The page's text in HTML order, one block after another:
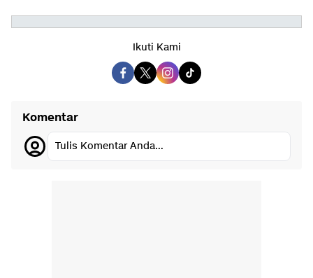
Ikuti Kami
Komentar
Tulis Komentar Anda...